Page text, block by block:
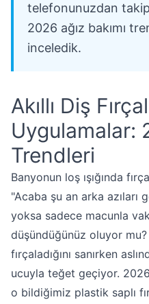
telefonunuzdan
2026 ağız bakımı
inceledik.
Akıllı Diş
Uygulamalar:
Trendleri
Banyonun loş ışığında
"Acaba şu an arka
yoksa sadece macunla
düşündüğünüz oluyor
fırçaladığını sanırken
ucuyla teğet geçiyor.
o bildiğimiz plastik saplı